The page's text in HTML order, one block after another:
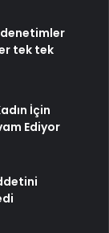
tek tek
İçin
Ediyor